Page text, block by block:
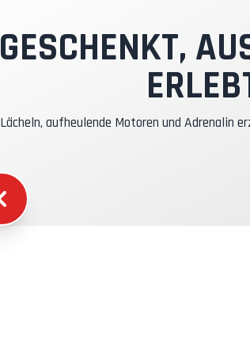
Kraftstoff
WCR-Gadgets
GESCHENKT,
Lächeln, aufheulende Motoren und Adrenalin